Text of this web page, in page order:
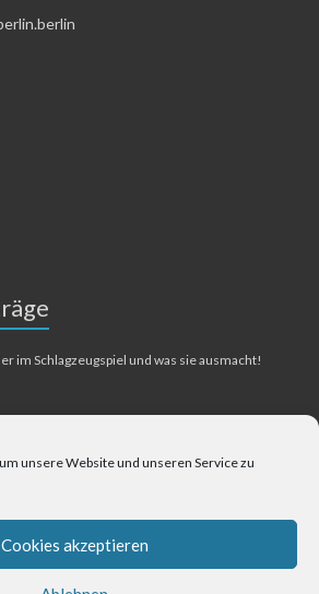
unsere Website und unseren Service zu
Cookies akzeptieren
im Schlagzeugspiel und was sie ausmacht!
Tegel – Berlin-Bangkok